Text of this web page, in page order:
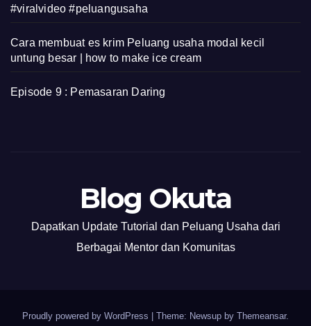
#viralvideo #peluangusaha
Cara membuat es krim Peluang usaha modal kecil
untung besar | how to make ice cream
Episode 9 : Pemasaran Daring
Blog Okuta
Dapatkan Update Tutorial dan Peluang Usaha dari
Berbagai Mentor dan Komunitas
Proudly powered by WordPress | Theme: Newsup by Themeansar.